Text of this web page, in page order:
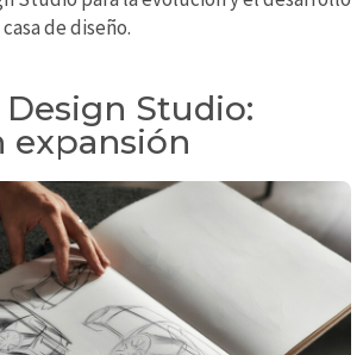
de diseño.
Studio:
expansión